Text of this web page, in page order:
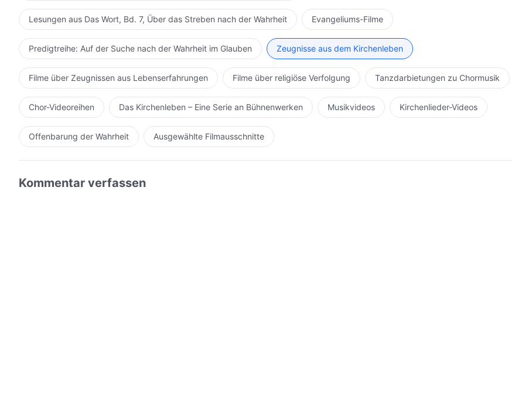
Lesungen aus Das Wort, Bd. 7, Über das Streben nach der Wahrheit Evangeliums-Filme
Predigtreihe: Auf der Suche nach der Wahrheit im Glauben Zeugnisse aus dem Kirchenleben
Filme über Zeugnissen aus Lebenserfahrungen Filme über religiöse Verfolgung Tanzdarbietungen zu Chormusik
Chor-Videoreihen Das Kirchenleben – Eine Serie an Bühnenwerken Musikvideos Kirchenlieder-Videos
Offenbarung der Wahrheit Ausgewählte Filmausschnitte
Kommentar verfassen